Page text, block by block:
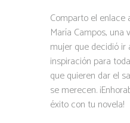
Comparto el enlace
María Campos, una
mujer que decidió ir
inspiración para
que quieren dar el
se merecen.
éxito con tu novela!